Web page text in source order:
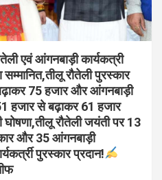
एवं आंगनबाड़ी कार्यकत्री
रौतेली पुरस्कार
75 हजार और आंगनबाड़ी
हजार से बढ़ाकर 61 हजार
रौतेली जयंती पर 13
और 35 आंगनबाड़ी
पुरस्कार प्रदान!